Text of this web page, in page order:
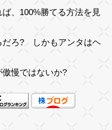
、100%勝てる方法を見
だろ?しかもアンタはヘ
傲慢ではないか?